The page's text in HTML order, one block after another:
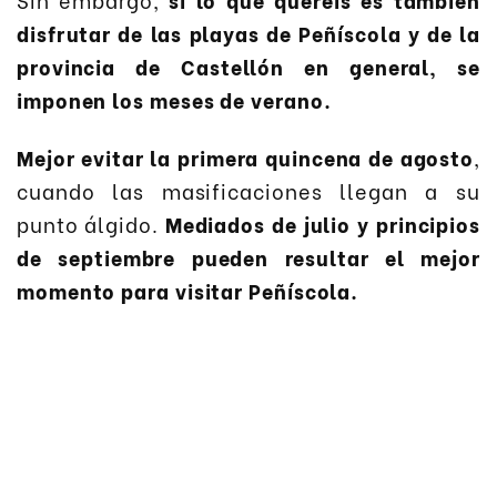
disfrutar de las playas de Peñíscola y de la
provincia de Castellón en general, se
imponen los meses de verano.
Mejor evitar la primera quincena de agosto,
cuando las masificaciones llegan a su
punto álgido. Mediados de julio y principios
de septiembre pueden resultar el mejor
momento para visitar Peñíscola.